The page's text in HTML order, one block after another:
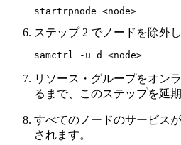
startrpnode <node>
ステップ 2 でノードを除外
samctrl -u d <node>
リソース・グループをオン
るまで、このステップを延期
すべてのノードのサービス
されます。